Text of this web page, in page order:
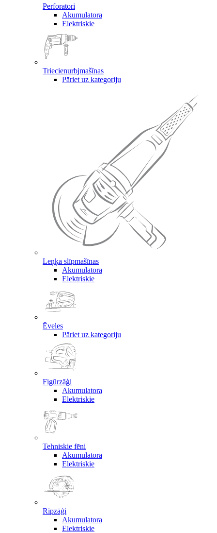
Perforatori
Akumulatora
Elektriskie
Triecienurbjmašīnas
Pāriet uz kategoriju
Leņķa slīpmašīnas
Akumulatora
Elektriskie
Ēveles
Pāriet uz kategoriju
Figūrzāģi
Akumulatora
Elektriskie
Tehniskie fēni
Akumulatora
Elektriskie
Ripzāģi
Akumulatora
Elektriskie